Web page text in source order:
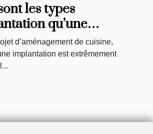
les types
qu’une
d’aménagement
pour
de votre
d’aménagement de cuisine,
implantation est extrêmement